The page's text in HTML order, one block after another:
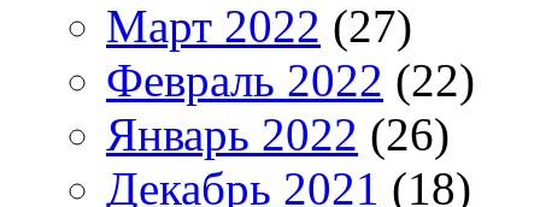
Март 2022 (27)
Февраль 2022 (22)
Январь 2022 (26)
Декабрь 2021 (18)